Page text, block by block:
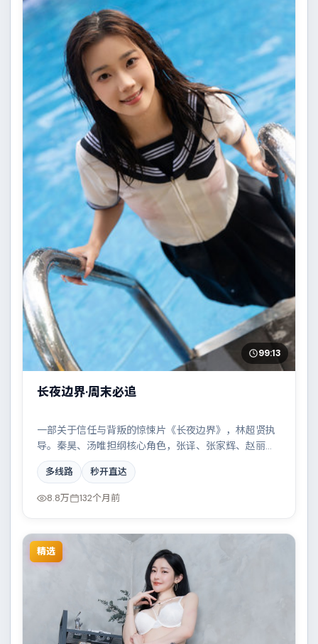
99:13
长夜边界·周末必追
一部关于信任与背叛的惊悚片《长夜边界》，林超贤执
导。秦昊、汤唯担纲核心角色，张译、张家辉、赵丽颖
等实力加盟，取景与班底多来自美国。科技伦理与情感
羁绊形成强烈对撞。结尾留白耐人寻味。
多线路 秒开直达
8.8万 132个月前
精选